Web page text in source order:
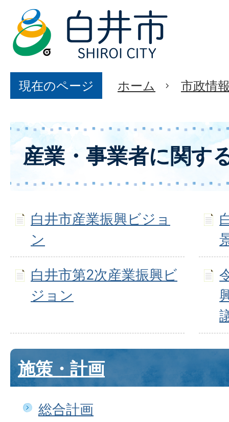
現在のページ ホーム 市政情
産業・事業者に関す
白井市産業振興ビジョ
ン
白井市第2次産業振興ビ
ジョン
施策・計画
総合計画